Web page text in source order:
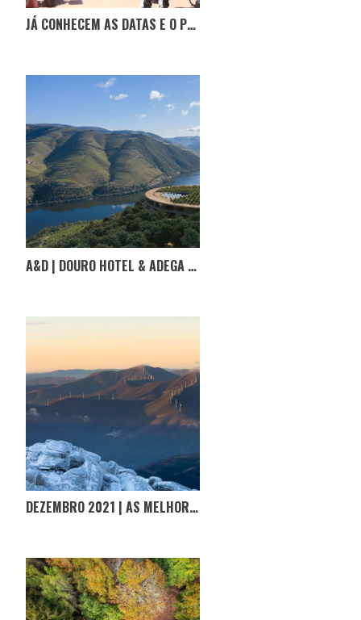
JÁ CONHECEM AS DATAS E O PERCURSO DO LÉS-A-LÉS 2023?
A&D | DOURO HOTEL & ADEGA EM TABUAÇO
DEZEMBRO 2021 | AS MELHORES FOTOGRAFIAS D’#OPORTUGALINCRIVEL